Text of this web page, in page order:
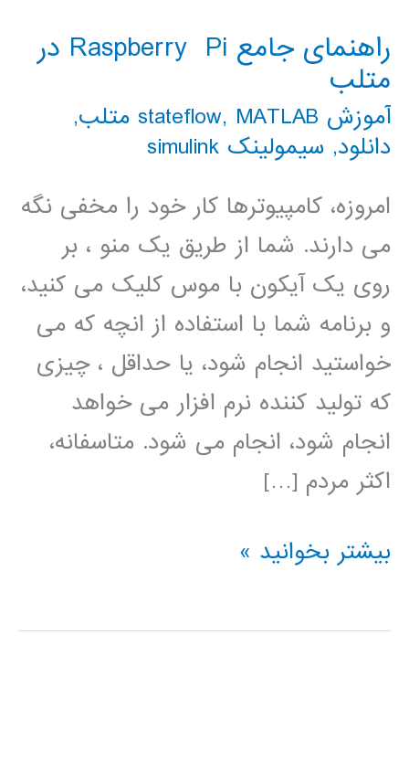
راهنمای جامع Raspberry Pi در
متلب
آموزش stateflow , MATLAB متلب
,
دانلود, سیمولینک simulink
امروزه، کامپیوترها کار خود را مخفی نگه
می دارند. شما از طریق یک منو ، بر
روی یک آیکون با موس کلیک می کنید،
و برنامه شما با استفاده از انچه که می
خواستید انجام شود، یا حداقل ، چیزی
که تولید کننده نرم افزار می خواهد
انجام شود، انجام می شود. متاسفانه،
اکثر مردم […]
راهنمای
Raspberry
بیشتر بخوانید »